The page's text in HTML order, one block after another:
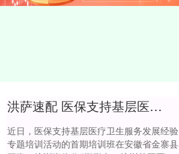
洪萨速配 医保支持基层医疗卫生服务发展经验专题培训在金寨举行
近日，医保支持基层医疗卫生服务发展经验
专题培训活动的首期培训班在安徽省金寨县